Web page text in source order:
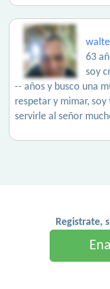
63
soy
-- años y busco una
respetar y mimar,
servirle al señor
Registrate,